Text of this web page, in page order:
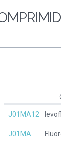
J01MA12
J01MA